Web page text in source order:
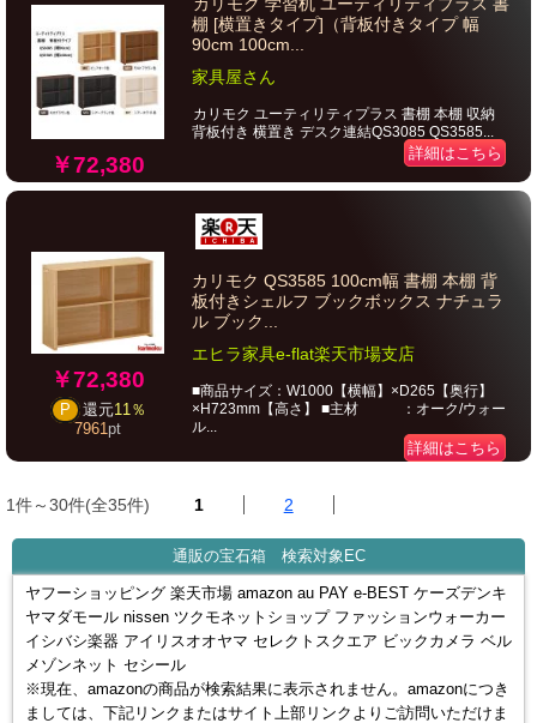
￥72,380
棚 [横置きタイプ]（背板付きタイプ 幅
90cm 100cm...
家具屋さん
カリモク ユーティリティプラス 書棚 本棚 収納
背板付き 横置き デスク連結QS3085 QS3585...
詳細はこちら
￥72,380
P 還元11％
7961 pt
カリモク QS3585 100cm幅 書棚 本棚 背
板付きシェルフ ブックボックス ナチュラ
ル ブック...
エヒラ家具e-flat楽天市場支店
■商品サイズ：W1000【横幅】×D265【奥行】
×H723mm【高さ】 ■主材 ：オーク/ウォー
ル...
詳細はこちら
1件～30件(全35件) 1 2
通販の宝石箱 検索対象EC
ヤフーショッピング 楽天市場 amazon au PAY e-BEST ケーズデンキ
ヤマダモール nissen ツクモネットショップ ファッションウォーカー
イシバシ楽器 アイリスオオヤマ セレクトスクエア ビックカメラ ベル
メゾンネット セシール
※現在、amazonの商品が検索結果に表示されません。amazonにつき
ましては、下記リンクまたはサイト上部リンクよりご訪問いただけま